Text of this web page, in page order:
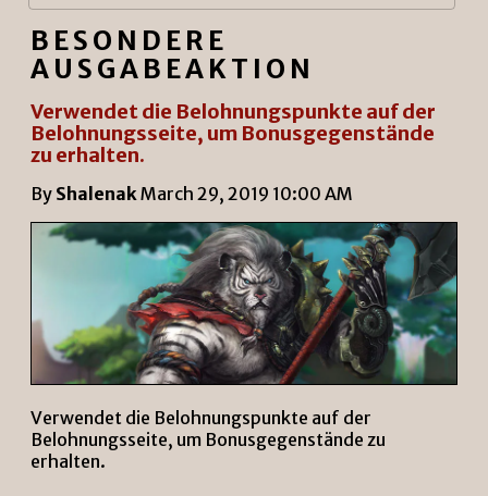
English
Deutsch
JETZT SPIELEN
BESONDERE
AUSGABEAKTION
Verwendet die Belohnungspunkte auf der
Belohnungsseite, um Bonusgegenstände
zu erhalten.
By ShalenakMarch 29, 2019 10:00 AM
Verwendet die Belohnungspunkte auf der
Belohnungsseite, um Bonusgegenstände zu
erhalten.